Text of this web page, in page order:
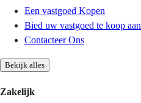
Een vastgoed Kopen
Bied uw vastgoed te koop aan
Contacteer Ons
Bekijk alles
Zakelijk